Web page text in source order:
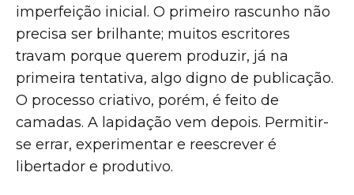
imperfeição inicial. O primeiro rascunho não
precisa ser brilhante; muitos escritores
travam porque querem produzir, já na
primeira tentativa, algo digno de publicação.
O processo criativo, porém, é feito de
camadas. A lapidação vem depois. Permitir-
se errar, experimentar e reescrever é
libertador e produtivo.